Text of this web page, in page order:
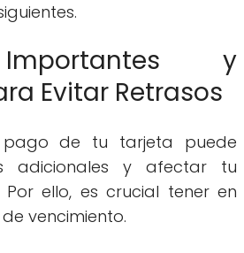
y
Evitar Retrasos
de tu tarjeta puede
adicionales y afectar tu
Por ello, es crucial tener en
vencimiento.